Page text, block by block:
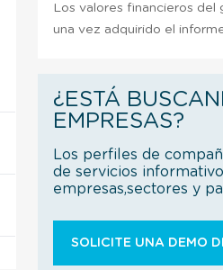
Los valores financieros del
una vez adquirido el
¿ESTÁ
EMPRESAS?
Los perfiles de
de servicios
empresas,sectores y
SOLICITE UNA DEMO